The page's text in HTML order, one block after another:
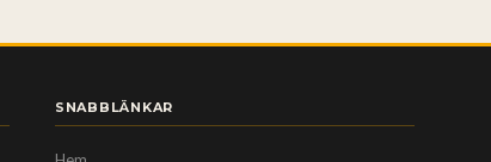
SNABBLÄNKAR